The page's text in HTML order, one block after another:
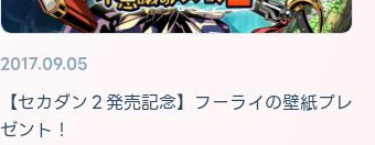
2017.09.05
【セカダン２発売記念】フーライの壁紙プレ
ゼント！